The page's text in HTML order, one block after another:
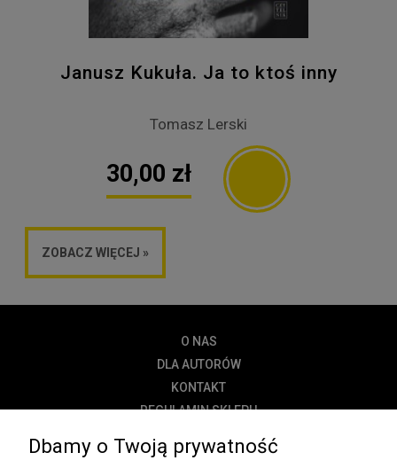
Janusz Kukuła. Ja to ktoś inny
Tomasz Lerski
30,00 zł
ZOBACZ WIĘCEJ »
O NAS
DLA AUTORÓW
KONTAKT
REGULAMIN SKLEPU
DOSTAWA
Dbamy o Twoją prywatność